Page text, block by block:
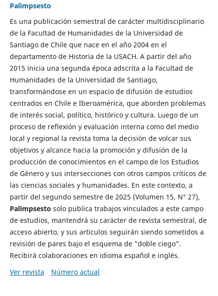
Palimpsesto
Es una publicación semestral de carácter multidisciplinario
de la Facultad de Humanidades de la Universidad de
Santiago de Chile que nace en el año 2004 en el
departamento de Historia de la USACH. A partir del año
2015 inicia una segunda época adscrita a la Facultad de
Humanidades de la Universidad de Santiago,
transformándose en un espacio de difusión de estudios
centrados en Chile e Iberoamérica, que aborden problemas
de interés social, político, histórico y cultura. Luego de un
proceso de reflexión y evaluación interna como del medio
local y regional la revista toma la decisión de volcar sus
objetivos y alcance hacia la promoción y difusión de la
producción de conocimientos en el campo de los Estudios
de Género y sus intersecciones con otros campos críticos de
las ciencias sociales y humanidades. En este contexto, a
partir del segundo semestre de 2025 (Volumen 15, N° 27),
Palimpsesto solo publica trabajos vinculados a este campo
de estudios, mantendrá su carácter de revista semestral, de
acceso abierto, y sus artículos seguirán siendo sometidos a
revisión de pares bajo el esquema de “doble ciego”.
Recibirá colaboraciones en idioma español e inglés.
Ver revista
Número actual